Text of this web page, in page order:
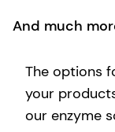
And much
The options
your
our enzyme